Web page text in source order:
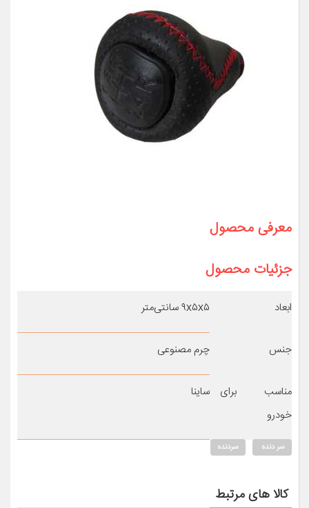
معرفی محصول
جزئیات محصول
ابعاد ۹x۵x۵ سانتی‌متر
جنس چرم مصنوعی
مناسب برای
خودرو
ساینا
سر دنده سردنده
کالا های مرتبط